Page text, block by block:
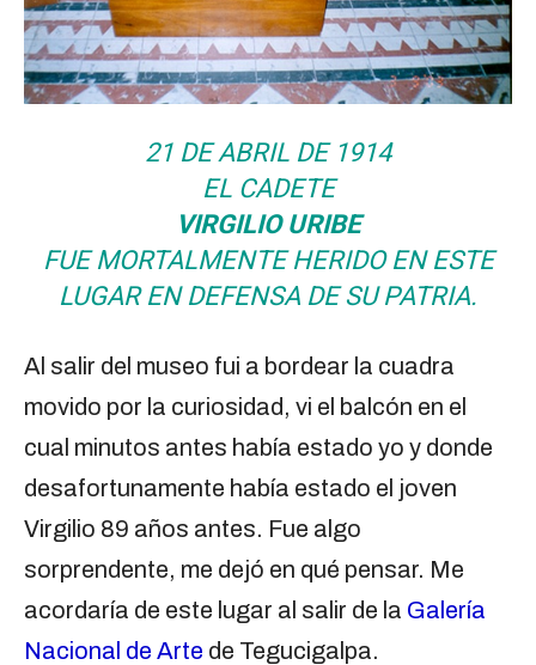
21 DE ABRIL DE 1914
EL CADETE
VIRGILIO URIBE
FUE MORTALMENTE HERIDO EN ESTE
LUGAR EN DEFENSA DE SU PATRIA.
Al salir del museo fui a bordear la cuadra
movido por la curiosidad, vi el balcón en el
cual minutos antes había estado yo y donde
desafortunamente había estado el joven
Virgilio 89 años antes. Fue algo
sorprendente, me dejó en qué pensar. Me
acordaría de este lugar al salir de la Galería
Nacional de Arte de Tegucigalpa.